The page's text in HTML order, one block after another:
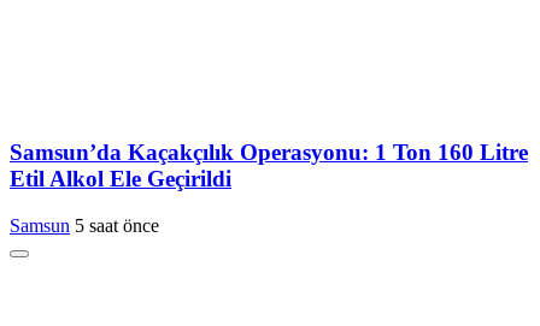
Samsun’da Kaçakçılık Operasyonu: 1 Ton 160 Litre
Etil Alkol Ele Geçirildi
Samsun 5 saat önce